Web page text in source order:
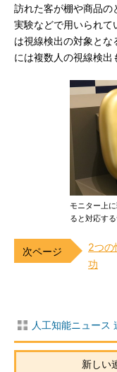
訪れた客が棚や商品の
実験などで用いられて
は視線検出の対象とな
には複数人の視線検出
モニター上
ると対応す
2つの
功
人工知能ニュース
新しい